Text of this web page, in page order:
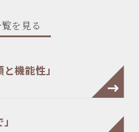
を見る
機能性」